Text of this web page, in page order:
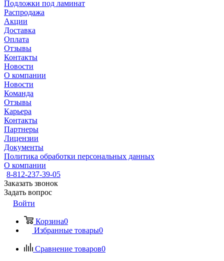
Подложки под ламинат
Распродажа
Акции
Доставка
Оплата
Отзывы
Контакты
Новости
О компании
Новости
Команда
Отзывы
Карьера
Контакты
Партнеры
Лицензии
Документы
Политика обработки персональных данных
О компании
8-812-237-39-05
Заказать звонок
Задать вопрос
Войти
Корзина0
Избранные товары0
Сравнение товаров0